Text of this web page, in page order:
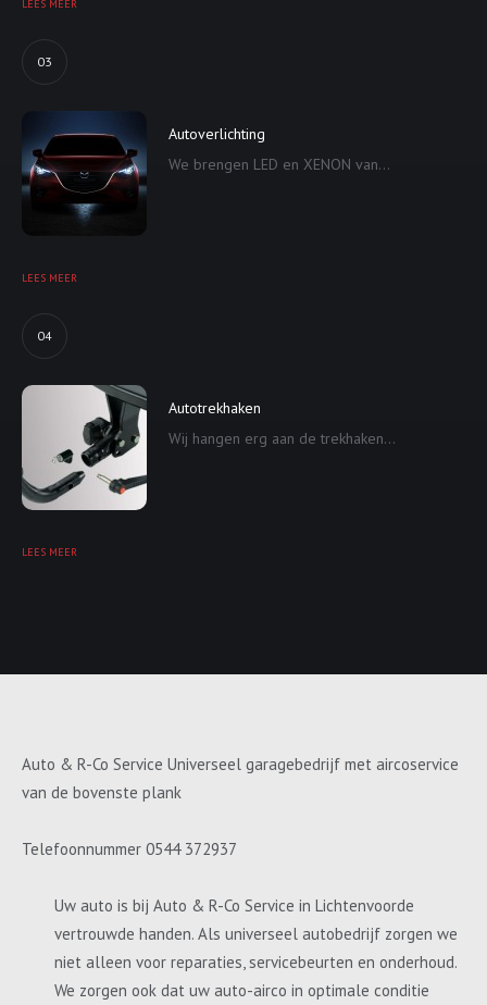
LEES MEER
03
Autoverlichting
We brengen LED en XENON van...
LEES MEER
04
Autotrekhaken
Wij hangen erg aan de trekhaken...
LEES MEER
Auto & R-Co Service Universeel garagebedrijf met aircoservice
van de bovenste plank
Telefoonnummer 0544 372937
Uw auto is bij Auto & R-Co Service in Lichtenvoorde
vertrouwde handen. Als universeel autobedrijf zorgen we
niet alleen voor reparaties, servicebeurten en onderhoud.
We zorgen ook dat uw auto-airco in optimale conditie